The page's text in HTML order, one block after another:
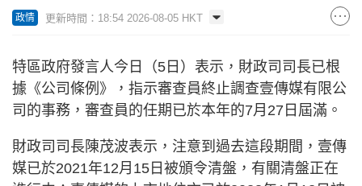
政情 更新時間：18:54 2026-08-05 HKT
特區政府發言人今日（5日）表示，財政司司長已根
據《公司條例》，指示審查員終止調查壹傳媒有限公
司的事務，審查員的任期已於本年的7月27日屆滿。
財政司司長陳茂波表示，注意到過去這段期間，壹傳
媒已於2021年12月15日被頒令清盤，有關清盤正在